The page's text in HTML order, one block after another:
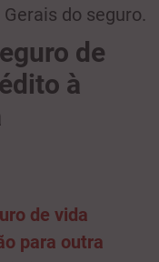
do seguro.
de
à
de vida
para outra